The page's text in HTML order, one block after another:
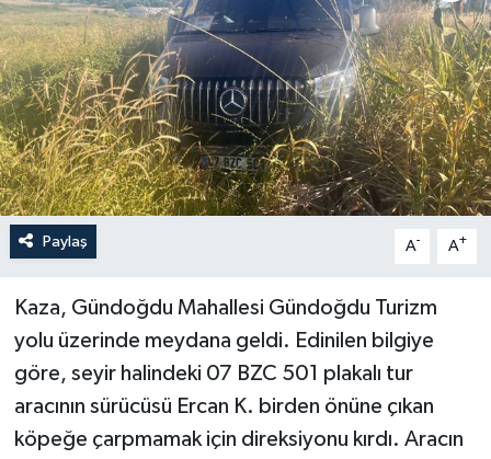
Paylaş A- A+
Kaza, Gündoğdu Mahallesi Gündoğdu Turizm
yolu üzerinde meydana geldi. Edinilen bilgiye
göre, seyir halindeki 07 BZC 501 plakalı tur
aracının sürücüsü Ercan K. birden önüne çıkan
köpeğe çarpmamak için direksiyonu kırdı. Aracın
KANALV Spor
Kültür Sanat
Magazin
Öğle Bülteni
Siyaset
Sosyal medya
Spor